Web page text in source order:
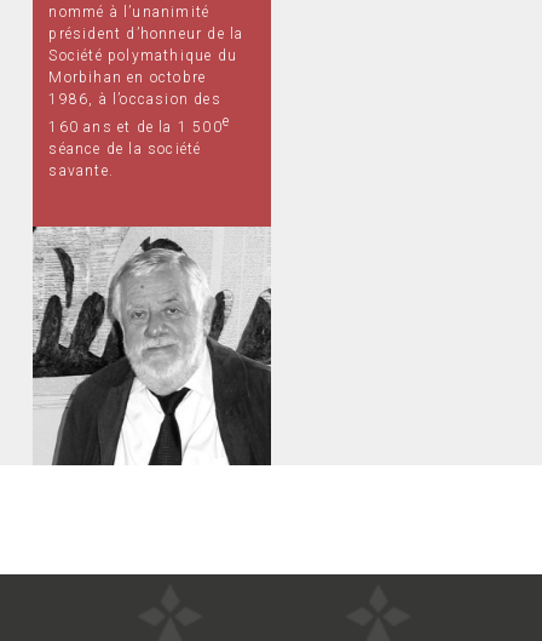
nommé à l’unanimité
président d’honneur de la
Société polymathique du
Morbihan en octobre
1986, à l’occasion des
160 ans et de la 1 500e
séance de la société
savante.